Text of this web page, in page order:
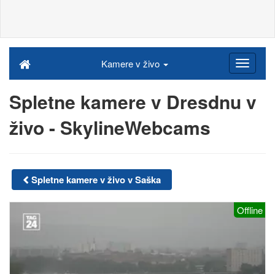
Kamere v živo
Spletne kamere v Dresdnu v
živo - SkylineWebcams
Spletne kamere v živo v Saška
Offline